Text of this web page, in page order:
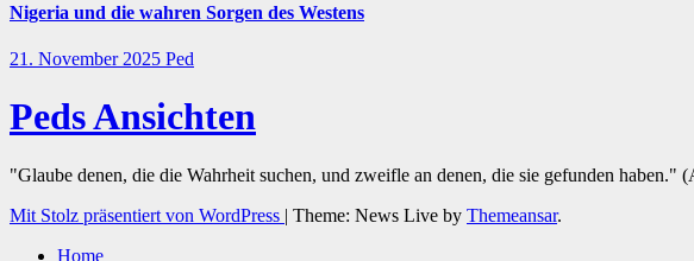
Nigeria und die wahren Sorgen des Westens
21. November 2025 Ped
Peds Ansichten
"Glaube denen, die die Wahrheit suchen, und zweifle an denen, die sie gefunden haben."
Mit Stolz präsentiert von WordPress | Theme: News Live by Themeansar.
Home